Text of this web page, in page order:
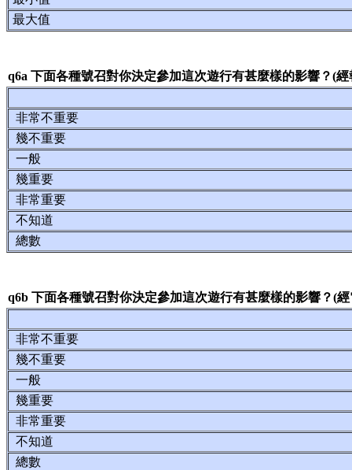
最大值
q6a 下面各種號召對你決定參加這次遊行有甚麼樣的影響？(
非常不重要
幾不重要
一般
幾重要
非常重要
不知道
總數
q6b 下面各種號召對你決定參加這次遊行有甚麼樣的影響？(
非常不重要
幾不重要
一般
幾重要
非常重要
不知道
總數